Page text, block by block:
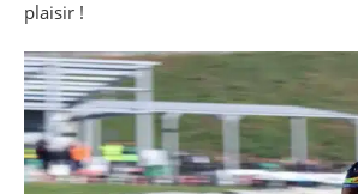
plaisir !